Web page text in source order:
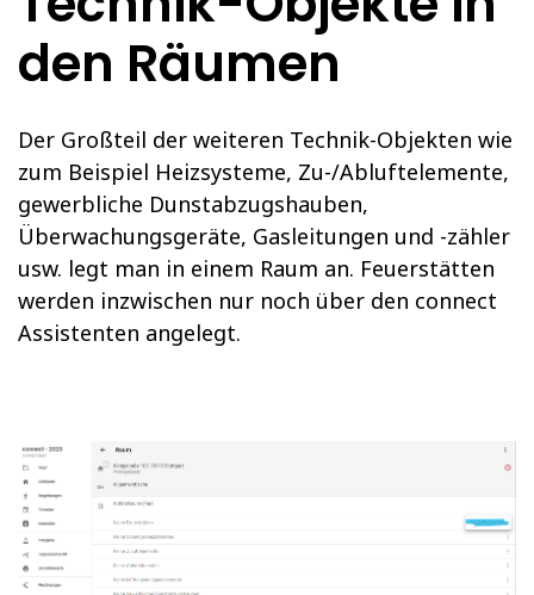
den Räumen
Der Großteil der weiteren Technik-Objekten wie
zum Beispiel Heizsysteme, Zu-/Abluftelemente,
gewerbliche Dunstabzugshauben,
Überwachungsgeräte, Gasleitungen und -zähler
usw. legt man in einem Raum an. Feuerstätten
werden inzwischen nur noch über den connect
Assistenten angelegt.